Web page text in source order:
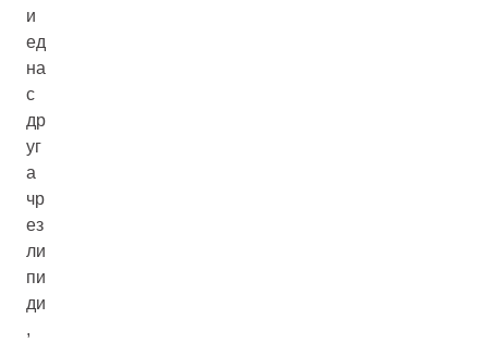
и
ед
на
с
др
уг
а
чр
ез
ли
пи
ди
,